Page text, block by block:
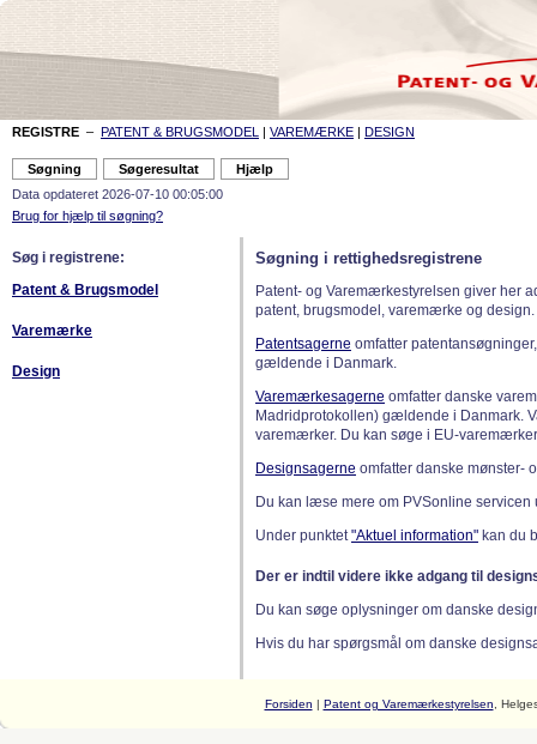
REGISTRE – PATENT & BRUGSMODEL | VAREMÆRKE | DESIGN
Data opdateret 2026-07-10 00:05:00
Brug for hjælp til søgning?
Søg i registrene:
Patent & Brugsmodel
Varemærke
Design
Søgning i rettighedsregistrene
Patent- og Varemærkestyrelsen giver her
patent, brugsmodel, varemærke og design.
Patentsagerne omfatter
gældende i Danmark.
Varemærkesagerne omfatter danske
Madridprotokollen) gældende i Danmark.
varemærker. Du kan søge i EU-
Designsagerne omfatter danske mønster-
Du kan læse mere om PVSonline
Under punktet"Aktuel information" kan du
Der er indtil videre ikke adgang til
Du kan søge oplysninger om danske
Hvis du har spørgsmål om danske
Forsiden | Patent og Varemærkestyrelsen ,